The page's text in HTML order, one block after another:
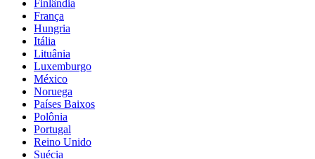
Finlândia
França
Hungria
Itália
Lituânia
Luxemburgo
México
Noruega
Países Baixos
Polônia
Portugal
Reino Unido
Suécia